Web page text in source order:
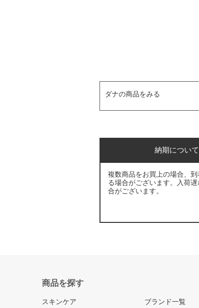
ダナの商品をみる
納期について
複数商品をお買上の場合、
る場合がございます。入荷
合がございます。
商品を探す
スキンケア ブランド一覧